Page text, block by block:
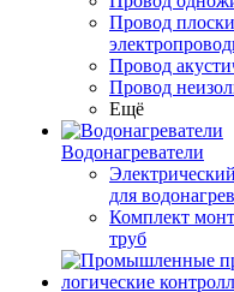
Провод
Провод
Провод
Ещё
Водонагреватели
для
Комплект
труб